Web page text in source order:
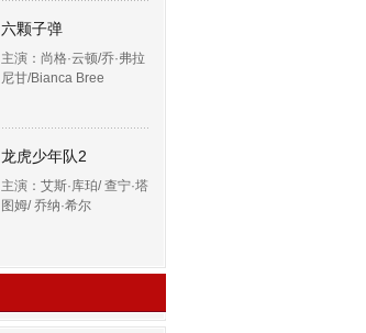
六颗子弹
主演：尚格·云顿/乔·弗拉
尼甘/Bianca Bree
龙虎少年队2
主演：艾斯·库珀/ 查宁·塔
图姆/ 乔纳·希尔